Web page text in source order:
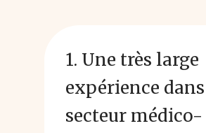
1. Une très large
expérience
secteur médico-